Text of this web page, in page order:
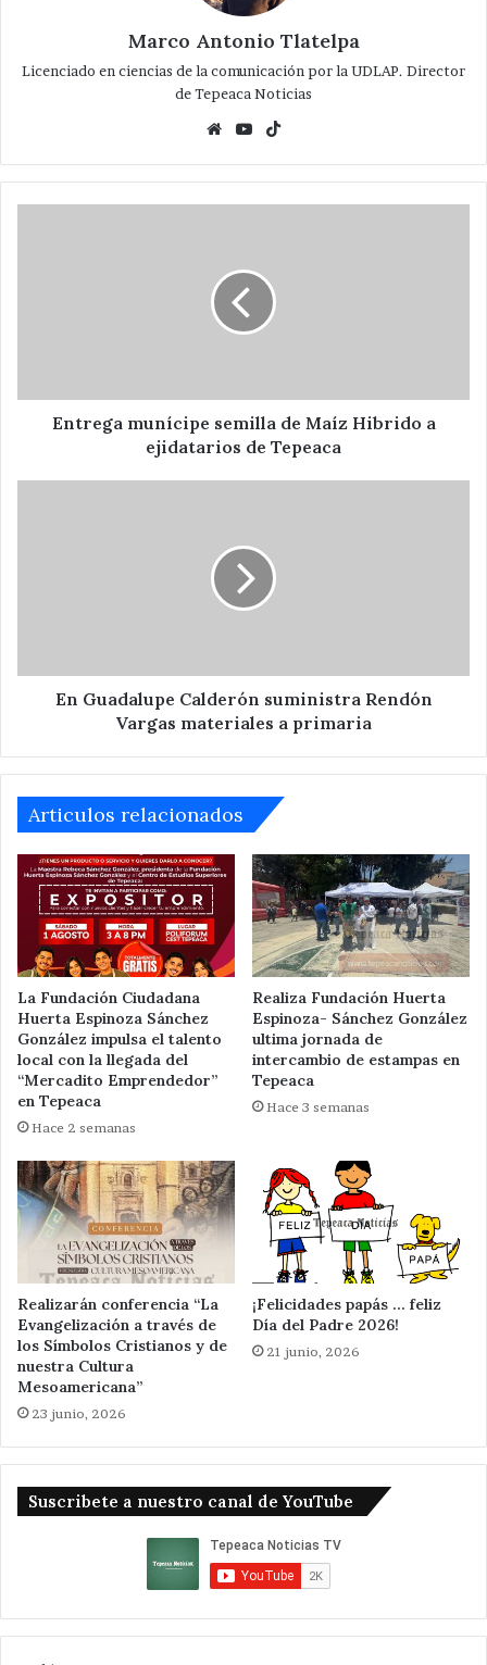
Marco Antonio Tlatelpa
Licenciado en ciencias de la comunicación por la UDLAP. Director
de Tepeaca Noticias
WebsiteYouTube
de
TepeacaEntrega munícipe semilla de Maíz Hibrido a
ejidatarios de Tepeaca
primaria
En Guadalupe Calderón suministra Rendón
Vargas materiales a primaria
Articulos relacionados
La Fundación Ciudadana
Huerta Espinoza Sánchez
González impulsa el talento
local con la llegada del
“Mercadito Emprendedor”
en Tepeaca
Hace 2 semanas
Realiza Fundación Huerta
Espinoza- Sánchez González
ultima jornada de
intercambio de estampas en
Tepeaca
Hace 3 semanas
Realizarán conferencia “La
Evangelización a través de
los Símbolos Cristianos y de
nuestra Cultura
Mesoamericana”
23 junio, 2026
¡Felicidades papás … feliz
Día del Padre 2026!
21 junio, 2026
Suscribete a nuestro canal de YouTube